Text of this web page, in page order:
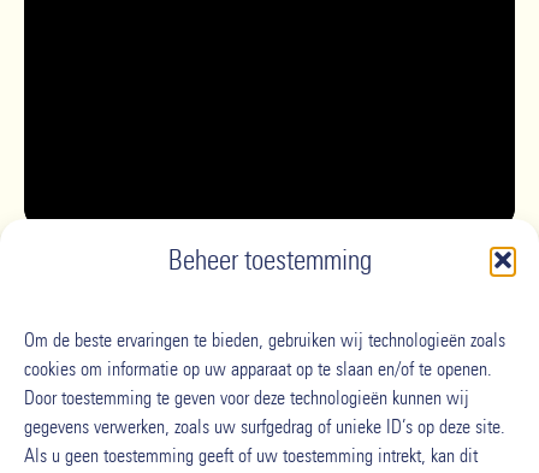
Beheer toestemming
Om de beste ervaringen te bieden, gebruiken wij technologieën zoals
cookies om informatie op uw apparaat op te slaan en/of te openen.
Door toestemming te geven voor deze technologieën kunnen wij
gegevens verwerken, zoals uw surfgedrag of unieke ID’s op deze site.
Als u geen toestemming geeft of uw toestemming intrekt, kan dit
Storing